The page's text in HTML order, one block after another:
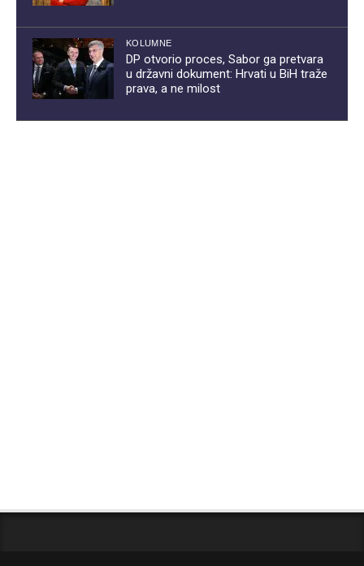
KOLUMNE
DP otvorio proces, Sabor ga pretvara
u državni dokument: Hrvati u BiH traže
prava, a ne milost